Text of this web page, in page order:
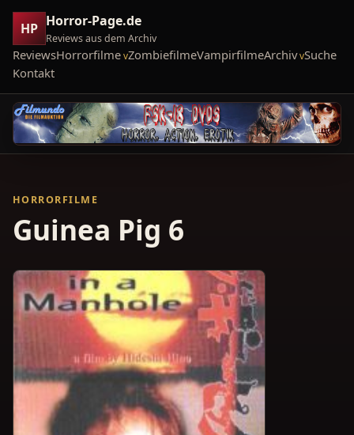
HP Horror-Page.de
Reviews aus dem Archiv
ReviewsHorrorfilme ZombiefilmeVampirfilmeArchiv Suche
Kontakt
HORRORFILME
Guinea Pig 6